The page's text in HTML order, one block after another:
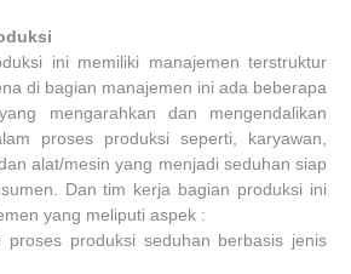
ini memiliki manajemen terstruktur
di bagian manajemen ini ada beberapa
mengarahkan dan mengendalikan
proses produksi seperti, karyawan,
alat/mesin yang menjadi seduhan siap
Dan tim kerja bagian produksi ini
yang meliputi aspek :
proses produksi seduhan berbasis jenis